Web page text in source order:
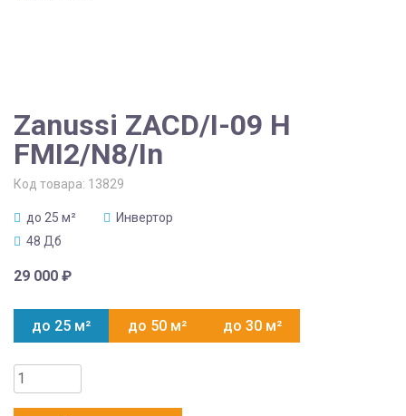
Zanussi ZACD/I-09 H
FMI2/N8/In
Код товара: 13829
до 25 м²
Инвертор
48 Дб
29 000 ₽
до 25 м² до 50 м² до 30 м²
Количество
товара